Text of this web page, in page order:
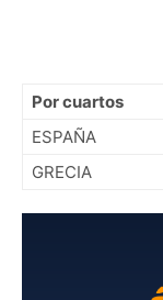
Por cuartos
ESPAÑA
GRECIA